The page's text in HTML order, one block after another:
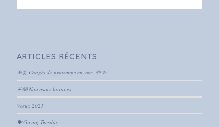
ARTICLES RÉCENTS
🌸🌼 Congés de printemps en vue! 🌹🌞
🚨😷 Nouveaux horaires
Voeux 2021
💝 Giving Tuesday